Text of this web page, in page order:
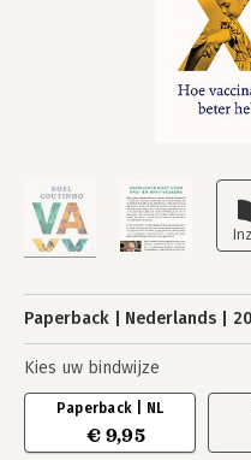
Paperback Nederlands
Kies uw bindwijze
Paperback | NL
€ 9,95